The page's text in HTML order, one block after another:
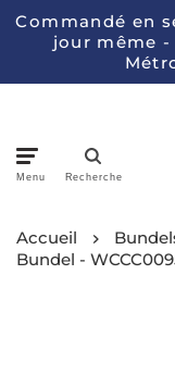
Commandé en
jour même
Casseroles
Menu Recherche
Accueil
Bundel -